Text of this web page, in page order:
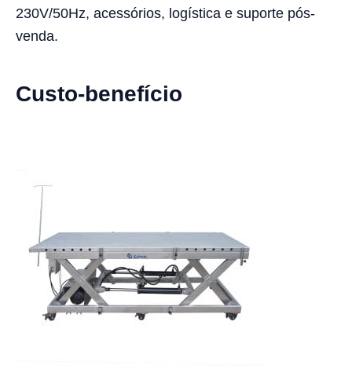
230V/50Hz, acessórios, logística e suporte pós-
venda.
Custo-benefício